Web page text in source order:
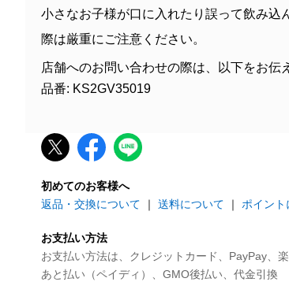
小さなお子様が口に入れたり誤って飲み込
際は厳重にご注意ください。
店舗へのお問い合わせの際は、以下をお伝
品番: KS2GV35019
初めてのお客様へ
返品・交換について ｜ 送料について ｜ ポイント
お支払い方法
お支払い方法は、クレジットカード、PayPay、楽
あと払い（ペイディ）、GMO後払い、代金引換